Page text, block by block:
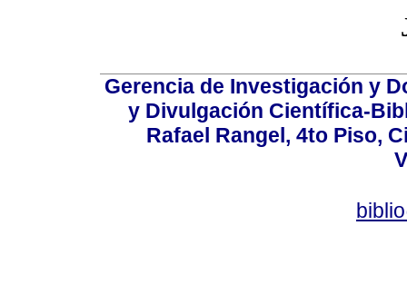
Gerencia de Investigación y
y Divulgación Científica-
Rafael Rangel, 4to Piso,